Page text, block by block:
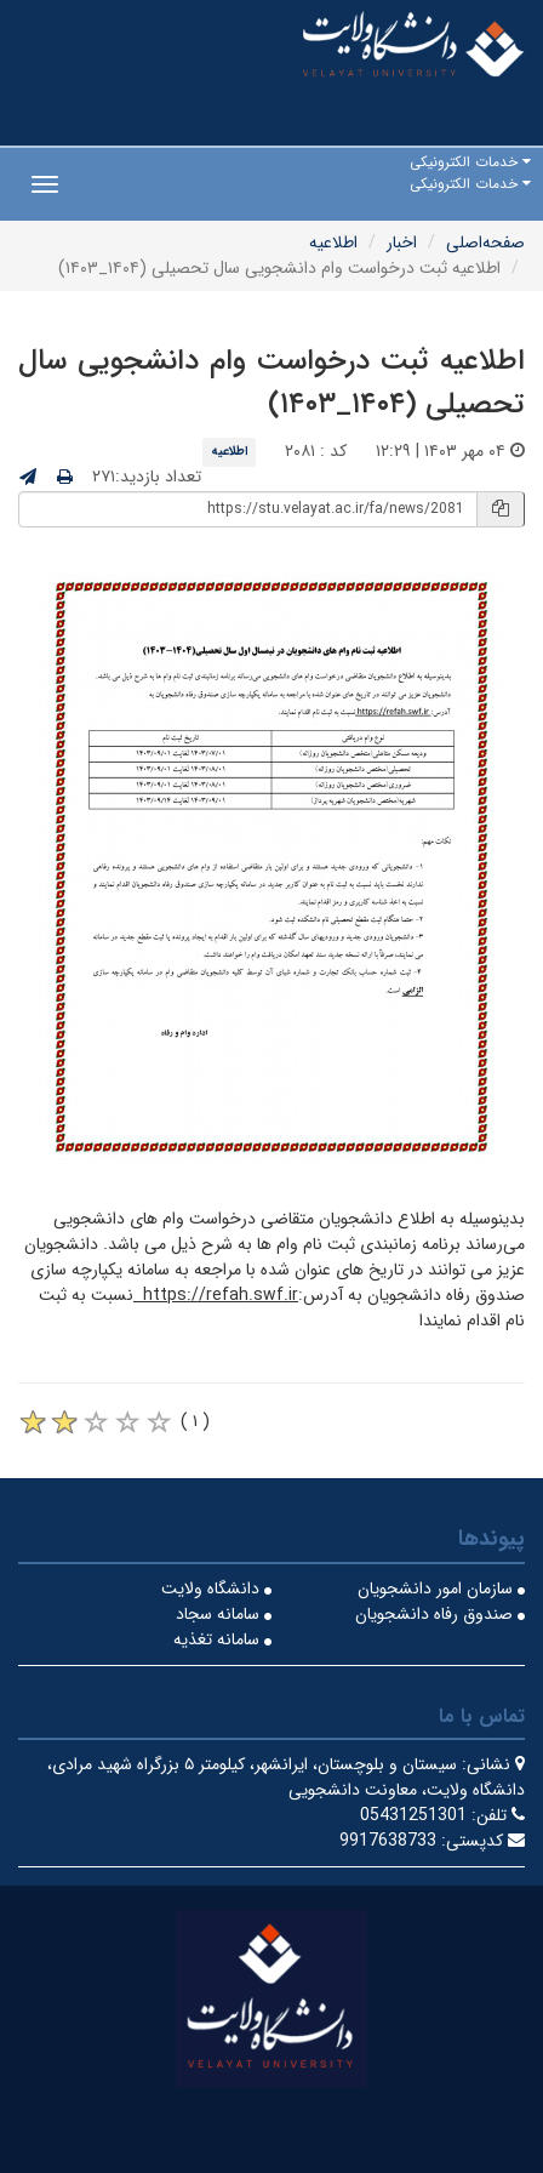
خدمات الکترونیکی
خدمات الکترونیکی
صفحه‌اصلی
اخبار
اطلاعیه
اطلاعیه ثبت درخواست وام دانشجویی سال تحصیلی (۱۴۰۴_۱۴۰۳)
اطلاعیه ثبت درخواست وام دانشجویی سال
تحصیلی (۱۴۰۴_۱۴۰۳)
کد : ۲۰۸۱ اطلاعیه
تعداد بازدید:۲۷۱
بدینوسیله به اطلاع دانشجویان متقاضی درخواست وام های دانشجویی
می‌رساند برنامه زمانبندی ثبت نام وام ها به شرح ذیل می باشد. دانشجویان
عزیز می ‌توانند در تاریخ های عنوان شده با مراجعه به سامانه یکپارچه سازی
صندوق رفاه دانشجویان به آدرس:https://refah.swf.ir نسبت به ثبت
نام اقدام نمایندا
( ۱ )
پیوندها
دانشگاه ولایت
سازمان امور دانشجویان
سامانه سجاد
صندوق رفاه دانشجویان
سامانه تغذیه
تماس با ما
نشانی:
سیستان و بلوچستان، ایرانشهر، کیلومتر ۵ بزرگراه شهید مرادی،
دانشگاه ولایت، معاونت دانشجویی
تلفن: 05431251301
کدپستی: 9917638733